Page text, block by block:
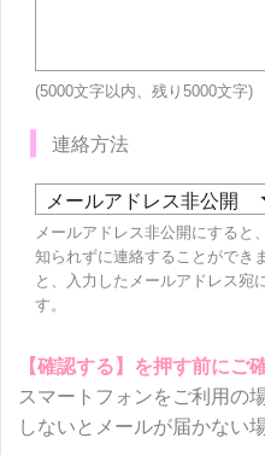
(5000文字以内、残り 5000文字)
連絡方法
メールアドレス非公開にすると
知られずに連絡することができ
と、入力したメールアドレス宛
す。
【確認する】を押す前にご
スマートフォンをご利用の
しないとメールが届かない